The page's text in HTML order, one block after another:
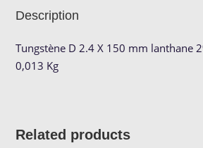
Description
Tungstène D 2.4 X 150 mm lanthane
0,013 Kg
Related products